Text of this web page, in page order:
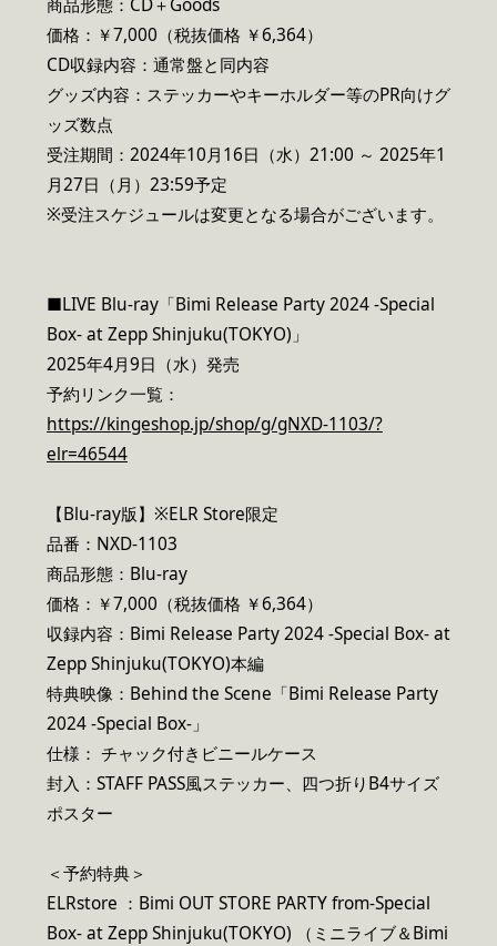
商品形態：CD＋Goods
価格：￥7,000（税抜価格 ￥6,364）
CD収録内容：通常盤と同内容
グッズ内容：ステッカーやキーホルダー等のPR向けグ
ッズ数点
受注期間：2024年10月16日（水）21:00 ～ 2025年1
月27日（月）23:59予定
※受注スケジュールは変更となる場合がございます。
■LIVE Blu-ray「Bimi Release Party 2024 -Special
Box- at Zepp Shinjuku(TOKYO)」
2025年4月9日（水）発売
予約リンク一覧：
https://kingeshop.jp/shop/g/gNXD-1103/?
elr=46544
【Blu-ray版】※ELR Store限定
品番：NXD-1103
商品形態：Blu-ray
価格：￥7,000（税抜価格 ￥6,364）
収録内容：Bimi Release Party 2024 -Special Box- at
Zepp Shinjuku(TOKYO)本編
特典映像：Behind the Scene「Bimi Release Party
2024 -Special Box-」
仕様： チャック付きビニールケース
封入：STAFF PASS風ステッカー、四つ折りB4サイズ
ポスター
＜予約特典＞
ELRstore ：Bimi OUT STORE PARTY from-Special
Box- at Zepp Shinjuku(TOKYO) （ミニライブ＆Bimi